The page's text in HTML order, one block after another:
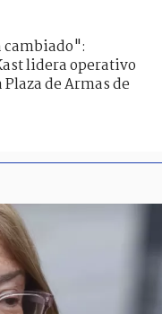
cambiado":
lidera operativo
de Armas de